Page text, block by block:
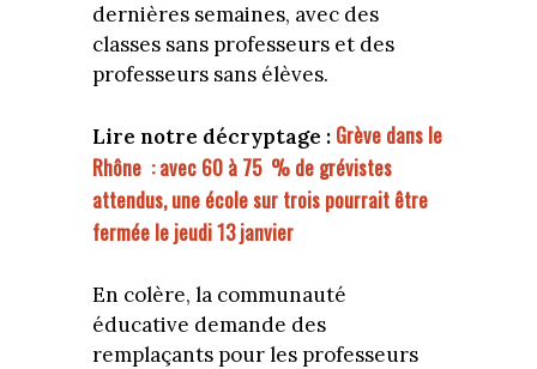
dernières semaines, avec des
classes sans professeurs et des
professeurs sans élèves.
Lire notre décryptage : Grève dans le
Rhône : avec 60 à 75 % de grévistes
attendus, une école sur trois pourrait être
fermée le jeudi 13 janvier
En colère, la communauté
éducative demande des
remplaçants pour les professeurs